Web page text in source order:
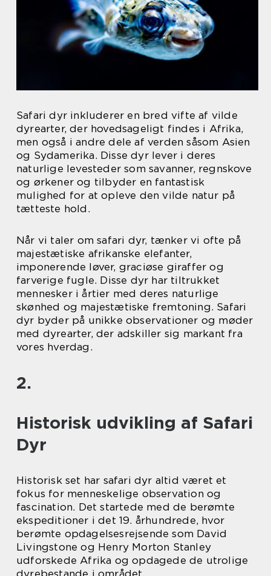
Safari dyr inkluderer en bred vifte af vilde
dyrearter, der hovedsageligt findes i Afrika,
men også i andre dele af verden såsom Asien
og Sydamerika. Disse dyr lever i deres
naturlige levesteder som savanner, regnskove
og ørkener og tilbyder en fantastisk
mulighed for at opleve den vilde natur på
tætteste hold.
Når vi taler om safari dyr, tænker vi ofte på
majestætiske afrikanske elefanter,
imponerende løver, graciøse giraffer og
farverige fugle. Disse dyr har tiltrukket
mennesker i årtier med deres naturlige
skønhed og majestætiske fremtoning. Safari
dyr byder på unikke observationer og møder
med dyrearter, der adskiller sig markant fra
vores hverdag.
2.
Historisk udvikling af Safari
Dyr
Historisk set har safari dyr altid været et
fokus for menneskelige observation og
fascination. Det startede med de berømte
ekspeditioner i det 19. århundrede, hvor
berømte opdagelsesrejsende som David
Livingstone og Henry Morton Stanley
udforskede Afrika og opdagede de utrolige